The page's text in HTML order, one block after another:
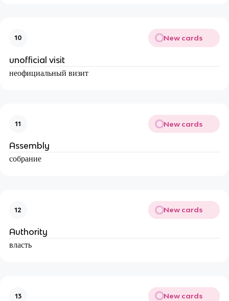
10 New cards
unofficial visit
неофициальный визит
11 New cards
Assembly
собрание
12 New cards
Authority
власть
13 New cards